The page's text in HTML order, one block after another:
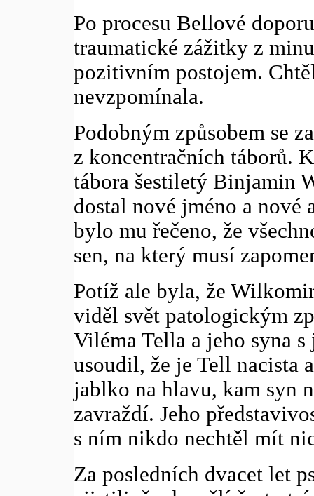
Po procesu Bellové
traumatické zážitky z
pozitivním postojem.
nevzpomínala.
Podobným způsobem se
z koncentračních táborů.
tábora šestiletý Binjamin
dostal nové jméno a nové
bylo mu řečeno, že
sen, na který musí
Potíž ale byla, že
viděl svět patologickým
Viléma Tella a jeho syna
usoudil, že je Tell nacista
jablko na hlavu, kam syn
zavraždí. Jeho
s ním nikdo nechtěl mít
Za posledních dvacet let